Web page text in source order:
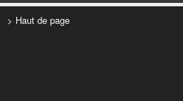
> Haut de page